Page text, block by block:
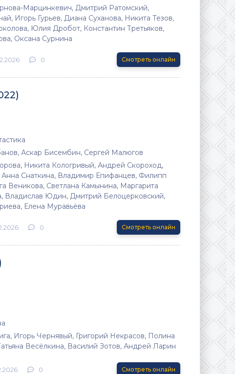
Марцинкевич, Дмитрий Ратомский,
Игорь Гурьев, Диана Суханова, Никита Тезов,
Юлия Дробот, Константин Третьяков,
Оксана Сурнина
0 Смотреть онлайн
Аскар Бисембин, Сергей Малюгов
Никита Кологривый, Андрей Скороход,
Снаткина, Владимир Епифанцев, Филипп
Веникова, Светлана Камынина, Маргарита
Владислав Юдин, Дмитрий Белоцерковский,
Елена Муравьёва
0 Смотреть онлайн
Игорь Чернявый, Григорий Некрасов, Полина
Весёлкина, Василий Зотов, Андрей Ларин
0 Смотреть онлайн